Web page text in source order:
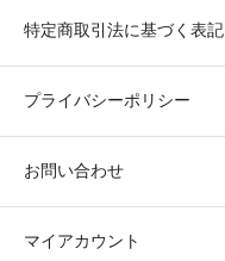
特定商取引法に基づく表記
プライバシーポリシー
お問い合わせ
マイアカウント